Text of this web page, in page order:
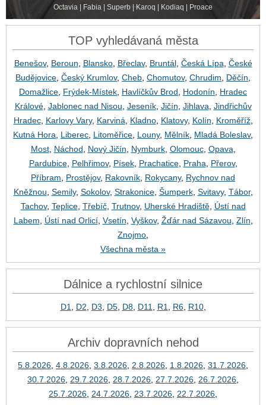
Octavia | Fabia | Superb | Karoq | Kodiaq | Proace
TOP vyhledávaná města
Benešov, Beroun Blansko, Břeclav, Bruntál, Česká Lípa České
Budějovice Český Krumlov, Cheb Chomutov, Chrudim Děčín
Domažlice Frýdek-Místek Havlíčkův Brod Hodonín
Hradec
Králové, Jablonec nad Nisou Jeseník, Jičín Jihlava Jindřichův
Hradec, Karlovy Vary, Karviná Kladno, Klatovy, Kolín Kroměříž,
Kutná Hora
Liberec Litoměřice Louny, Mělník Mladá Boleslav,
Most, Náchod Nový Jičín Nymburk, Olomouc, Opava
Pardubice, Pelhřimov, Písek, Prachatice, Praha Přerov,
Příbram
Prostějov, Rakovník Rokycany, Rychnov nad
Kněžnou Semily, Sokolov, Strakonice, Šumperk, Svitavy, Tábor,
Tachov, Teplice, Třebíč, Trutnov, Uherské Hradiště, Ústí nad
Labem
Ústí nad Orlicí, Vsetín Vyškov, Žďár nad Sázavou Zlín
Znojmo
Všechna města »
Dálnice a rychlostní silnice
D1 D2 D3 D5, D8, D11 R1 R6, R10,
Archiv dopravních nehod
5.8.2026 4.8.2026 3.8.2026 2.8.2026 1.8.2026 31.7.2026
30.7.2026 29.7.2026 28.7.2026 27.7.2026 26.7.2026
25.7.2026 24.7.2026 23.7.2026 22.7.2026